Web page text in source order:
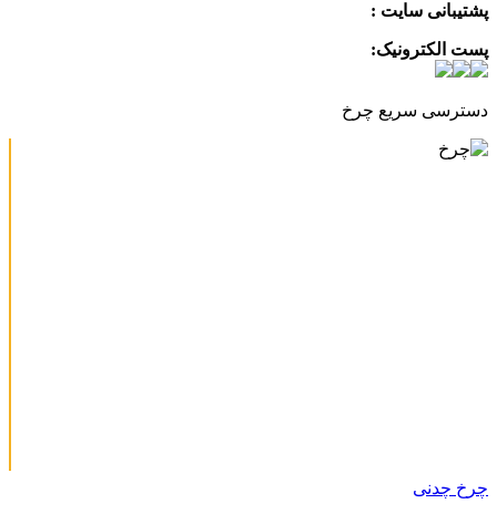
پشتیبانی سایت :
پست الکترونیک:
دسترسی سریع چرخ
چرخ چدنی